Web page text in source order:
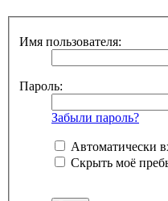
Имя пользователя:
Пароль:
Забыли пароль?
Автоматически
Скрыть моё